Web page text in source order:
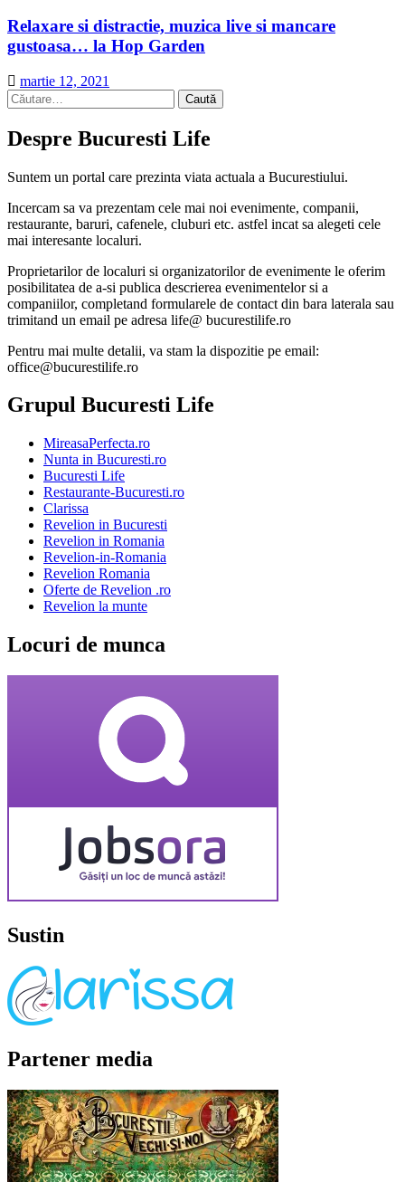
Relaxare si distractie, muzica live si mancare
gustoasa… la Hop Garden
martie 12, 2021
Caută
după:
Despre Bucuresti Life
Suntem un portal care prezinta viata actuala a Bucurestiului.
Incercam sa va prezentam cele mai noi evenimente, companii,
restaurante, baruri, cafenele, cluburi etc. astfel incat sa alegeti cele
mai interesante localuri.
Proprietarilor de localuri si organizatorilor de evenimente le oferim
posibilitatea de a-si publica descrierea evenimentelor si a
companiilor, completand formularele de contact din bara laterala sau
trimitand un email pe adresa life@ bucurestilife.ro
Pentru mai multe detalii, va stam la dispozitie pe email:
office@bucurestilife.ro
Grupul Bucuresti Life
MireasaPerfecta.ro
Nunta in Bucuresti.ro
Bucuresti Life
Restaurante-Bucuresti.ro
Clarissa
Revelion in Bucuresti
Revelion in Romania
Revelion-in-Romania
Revelion Romania
Oferte de Revelion .ro
Revelion la munte
Locuri de munca
Sustin
Partener media